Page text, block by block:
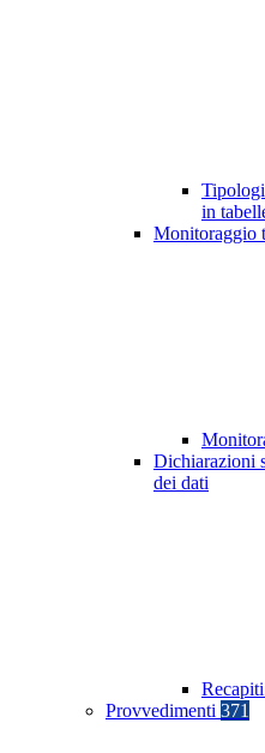
in
Monitoraggio
Dichiarazioni
dei dati
Provvedimenti 371